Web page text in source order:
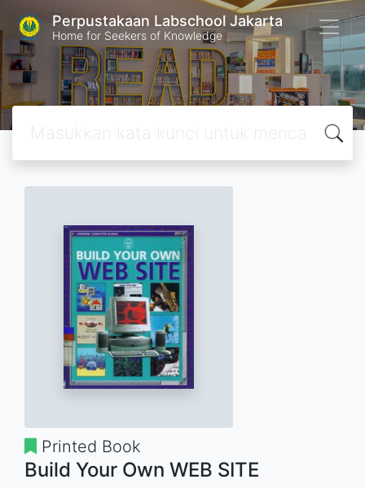
Perpustakaan Labschool Jakarta
Home for Seekers of Knowledge
Printed Book
Build Your Own WEB SITE